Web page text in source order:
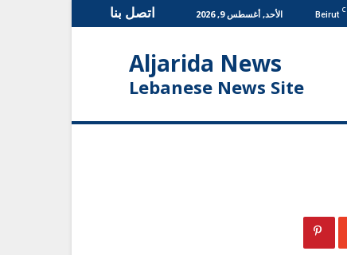
C
Beirut الأحد, أغسطس 9, 2026 اتصل بنا
Aljarida News
Lebanese News Site